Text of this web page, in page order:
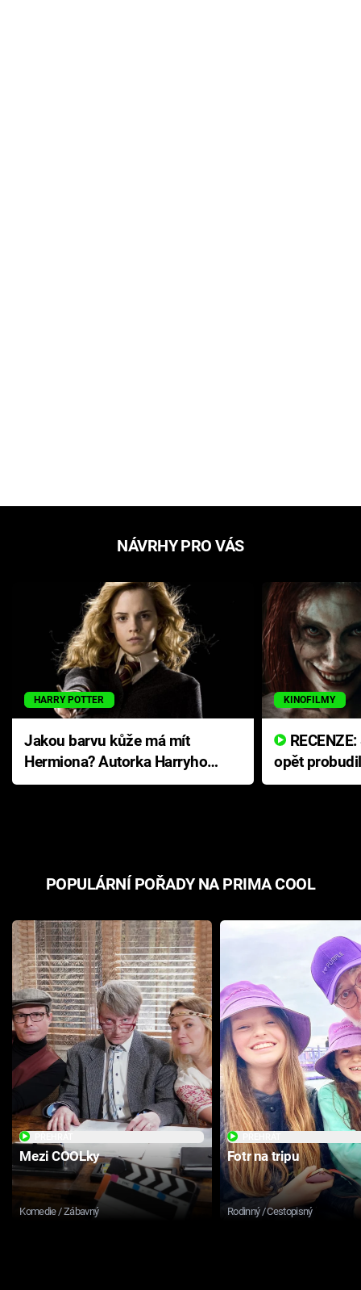
NÁVRHY PRO VÁS
HARRY POTTER
Jakou barvu kůže má mít
Hermiona? Autorka Harryho
Pottera přišla s ráznou
KINOFILMY
opět
přichází s
POPULÁRNÍ POŘADY NA PRIMA COOL
Mezi COOLky
Komedie / Zábavný
Fotr na tripu
Rodinný / Cestopisný